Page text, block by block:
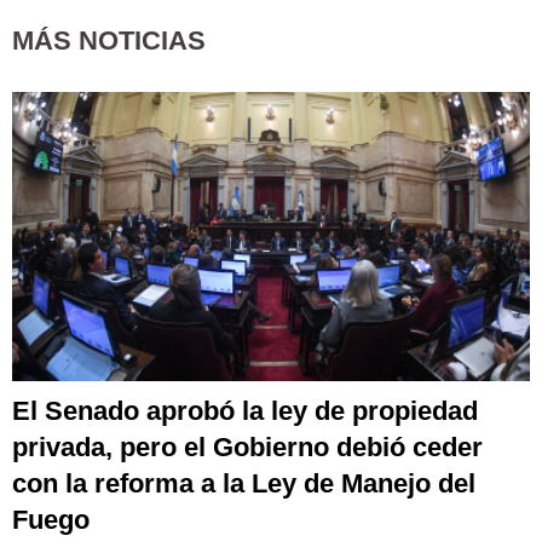
MÁS NOTICIAS
El Senado aprobó la ley de propiedad
privada, pero el Gobierno debió ceder
con la reforma a la Ley de Manejo del
Fuego